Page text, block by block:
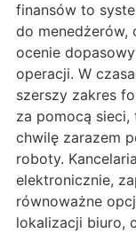
finansów to
do menedżerów,
ocenie
operacji. W
szerszy zakres
za pomocą
chwilę zarazem
roboty.
elektronicznie,
równoważne
lokalizacji biuro,